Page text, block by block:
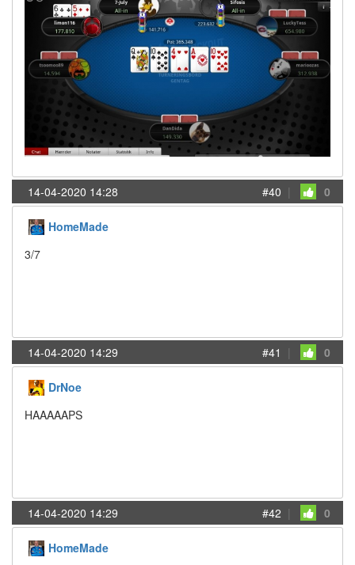
14-04-2020 14:28 #40 | 0
HomeMade
3/7
14-04-2020 14:29 #41 | 0
DrNoe
HAAAAAPS
14-04-2020 14:29 #42 | 0
HomeMade